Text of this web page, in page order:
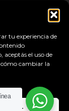
tu experiencia de
aceptás el uso de
cambiar la